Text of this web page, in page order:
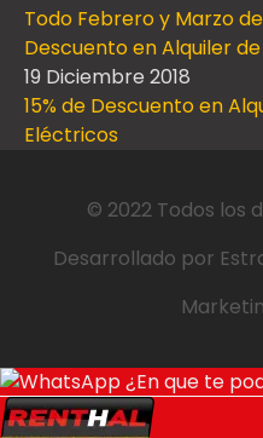
Todo Febrero y Marzo
Descuento en Alquiler
19 Diciembre 2018
15% de Descuento en
Eléctricos
© 2022 Todos los
Desarrollado por
¿En que te